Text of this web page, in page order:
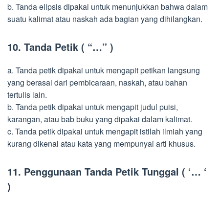
b. Tanda elipsis dipakai untuk menunjukkan bahwa dalam
suatu kalimat atau naskah ada bagian yang dihilangkan.
10. Tanda Petik ( “…” )
a. Tanda petik dipakai untuk mengapit petikan langsung
yang berasal dari pembicaraan, naskah, atau bahan
tertulis lain.
b. Tanda petik dipakai untuk mengapit judul puisi,
karangan, atau bab buku yang dipakai dalam kalimat.
c. Tanda petik dipakai untuk mengapit istilah ilmiah yang
kurang dikenal atau kata yang mempunyai arti khusus.
11. Penggunaan Tanda Petik Tunggal ( ‘… ‘
)